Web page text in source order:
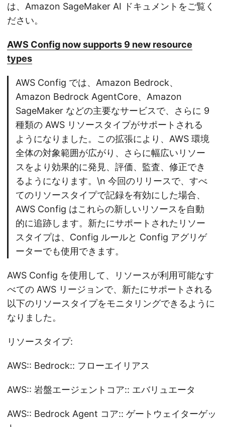
は、Amazon SageMaker AI ドキュメントをご覧く
ださい。
AWS Config now supports 9 new resource
types
AWS Config では、Amazon Bedrock、
Amazon Bedrock AgentCore、Amazon
SageMaker などの主要なサービスで、さらに 9
種類の AWS リソースタイプがサポートされる
ようになりました。この拡張により、AWS 環境
全体の対象範囲が広がり、さらに幅広いリソー
スをより効果的に発見、評価、監査、修正でき
るようになります。\n 今回のリリースで、すべ
てのリソースタイプで記録を有効にした場合、
AWS Config はこれらの新しいリソースを自動
的に追跡します。新たにサポートされたリソー
スタイプは、Config ルールと Config アグリゲ
ーターでも使用できます。
AWS Config を使用して、リソースが利用可能なす
べての AWS リージョンで、新たにサポートされる
以下のリソースタイプをモニタリングできるように
なりました。
リソースタイプ:
AWS:: Bedrock:: フローエイリアス
AWS:: 岩盤エージェントコア:: エバリュエータ
AWS:: Bedrock Agent コア:: ゲートウェイターゲッ